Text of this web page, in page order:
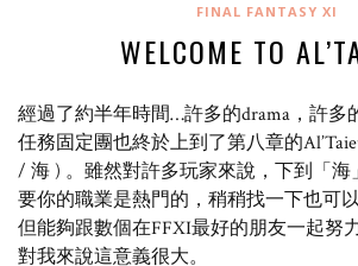
FINAL FANTASY XI
WELCOME TO
經過了約半年時間…許多的drama，許多
任務固定團也終於上到了第八章的
/ 海 ) 。雖然對許多玩家來說，下到「海
要你的職業是熱門的，稍稍找一下也可
但能夠跟數個在FFXI最好的朋友一起努
對我來說這意義很大。